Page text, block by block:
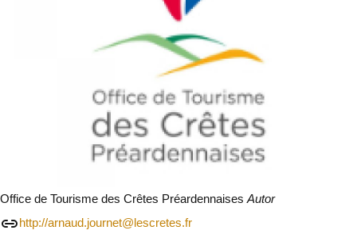
Office de Tourisme des Crêtes Préardennaises Autor
http://arnaud.journet@lescretes.fr